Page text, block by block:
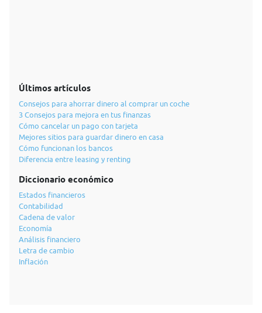
Últimos artículos
Consejos para ahorrar dinero al comprar un coche
3 Consejos para mejora en tus finanzas
Cómo cancelar un pago con tarjeta
Mejores sitios para guardar dinero en casa
Cómo funcionan los bancos
Diferencia entre leasing y renting
Diccionario económico
Estados financieros
Contabilidad
Cadena de valor
Economía
Análisis financiero
Letra de cambio
Inflación